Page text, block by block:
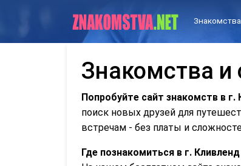
Знакомства
Знакомства
Попробуйте сайт знакомств в г.
поиск новых друзей для
встречам - без платы и
Где познакомиться в г.